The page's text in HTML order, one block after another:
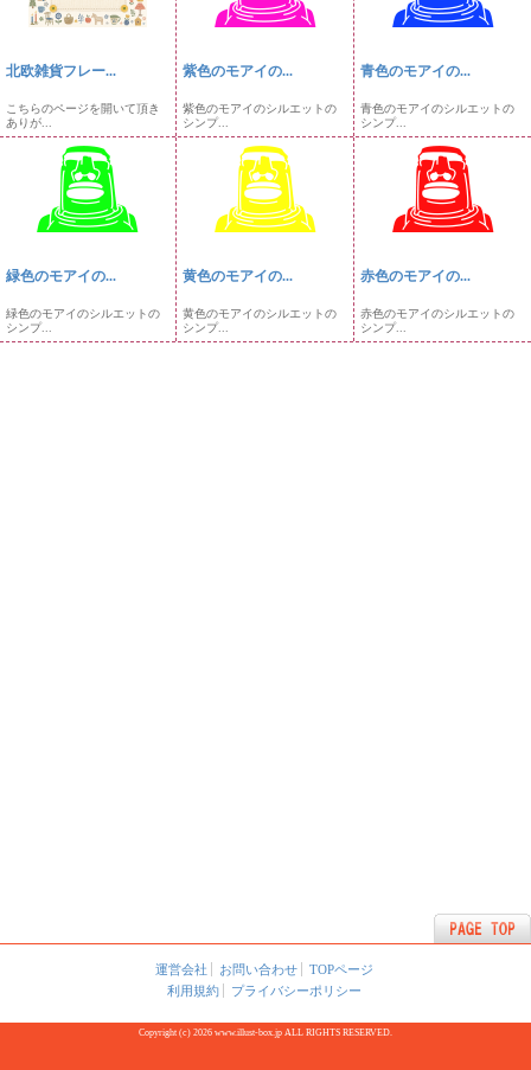
北欧雑貨フレー...
こちらのページを開いて頂き
ありが...
紫色のモアイの...
紫色のモアイのシルエットの
シンプ...
青色のモアイの...
青色のモアイのシルエットの
シンプ...
緑色のモアイの...
緑色のモアイのシルエットの
シンプ...
黄色のモアイの...
黄色のモアイのシルエットの
シンプ...
赤色のモアイの...
赤色のモアイのシルエットの
シンプ...
運営会社 お問い合わせ
TOPページ
利用規約
プライバシーポリシー
Copyright (c) 2026 www.illust-box.jp ALL RIGHTS RESERVED.